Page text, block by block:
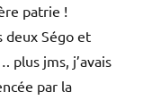
patrie !
deux Ségo et
plus jms, j’avais
par la